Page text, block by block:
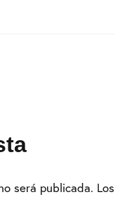
será publicada. Los